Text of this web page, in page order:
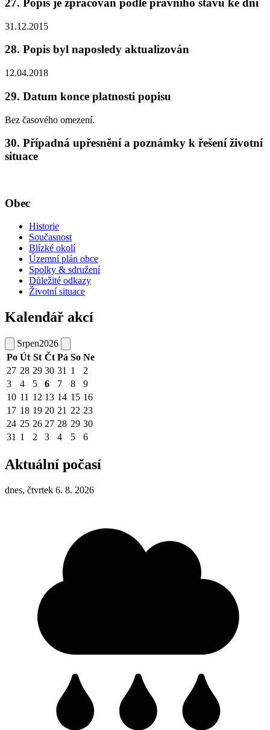
27. Popis je zpracován podle právního stavu ke dni
31.12.2015
28. Popis byl naposledy aktualizován
12.04.2018
29. Datum konce platnosti popisu
Bez časového omezení.
30. Případná upřesnění a poznámky k řešení životní
situace
Obec
Historie
Současnost
Blízké okolí
Územní plán obce
Spolky & sdružení
Důležité odkazy
Životní situace
Kalendář akcí
Srpen2026
Po Út St Čt Pá So Ne
27 28 29 30 31 1
2
3
4 5 6 7 8
9
10 11 12 13 14 15 16
17 18 19 20 21 22 23
24 25 26 27 28 29 30
31 1 2 3 4 5 6
Aktuální počasí
dnes, čtvrtek 6. 8. 2026